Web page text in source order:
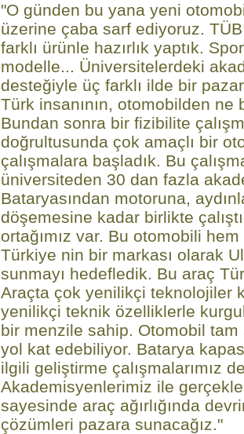
"O günden bu yana yeni
üzerine çaba sarf ediyoruz.
farklı ürünle hazırlık yaptık.
modelle... Üniversitelerdeki
desteğiyle üç farklı ilde bir pazar
Türk insanının, otomobilden ne
Bundan sonra bir fizibilite
doğrultusunda çok amaçlı bir
çalışmalara başladık. Bu
üniversiteden 30 dan fazla
Bataryasından motoruna,
döşemesine kadar birlikte
ortağımız var. Bu otomobili
Türkiye nin bir markası olarak
sunmayı hedefledik. Bu araç
Araçta çok yenilikçi teknolojiler
yenilikçi teknik özelliklerle
bir menzile sahip. Otomobil
yol kat edebiliyor. Batarya
ilgili geliştirme çalışmalarımız
Akademisyenlerimiz ile
sayesinde araç ağırlığında
çözümleri pazara sunacağız."